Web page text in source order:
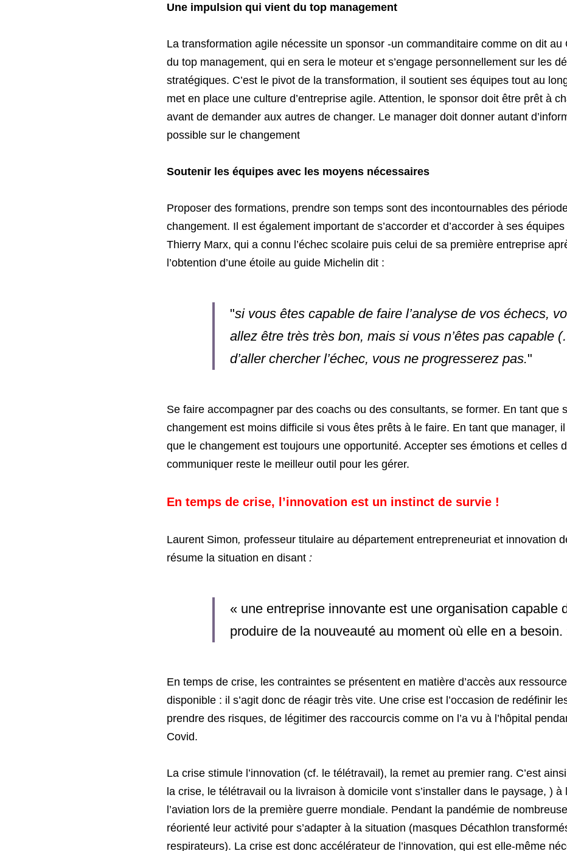
Une impulsion qui vient du top management
La transformation agile nécessite un sponsor -un commanditaire comme on dit au
du top management, qui en sera le moteur et s’engage personnellement sur les
stratégiques. C’est le pivot de la transformation, il soutient ses équipes tout au
met en place une culture d’entreprise agile. Attention, le sponsor doit être prêt à
avant de demander aux autres de changer. Le manager doit donner autant
possible sur le changement
Soutenir les équipes avec les moyens nécessaires
Proposer des formations, prendre son temps sont des incontournables des
Thierry Marx, qui a connu l’échec scolaire puis celui de sa première entreprise
l’obtention d’une étoile au guide Michelin dit :
"si vous êtes capable de faire l’analyse de vos échecs,
allez être très très bon, mais si vous n’êtes pas capable
d’aller chercher l’échec, vous ne progresserez pas."
Se faire accompagner par des coachs ou des consultants, se former. En tant que
changement est moins difficile si vous êtes prêts à le faire. En tant que manager, il
que le changement est toujours une opportunité. Accepter ses émotions et celles
communiquer reste le meilleur outil pour les gérer.
En temps de crise, l’innovation est un instinct de survie !
Laurent Simon,
résume la situation en disant :
« une entreprise innovante est une organisation capable
produire de la nouveauté au moment où elle en a besoin.
En temps de crise, les contraintes se présentent en matière d’accès aux
disponible : il s’agit donc de réagir très vite. Une crise est l’occasion de redéfinir
prendre des risques, de légitimer des raccourcis comme on l’a vu à l’hôpital
Covid.
La crise stimule l’innovation (cf. le télétravail), la remet au premier rang. C’est
la crise, le télétravail ou la livraison à domicile vont s’installer dans le paysage, ) à
l’aviation lors de la première guerre mondiale. Pendant la pandémie de
réorienté leur activité pour s’adapter à la situation (masques Décathlon
respirateurs). La crise est donc accélérateur de l’innovation, qui est elle-même